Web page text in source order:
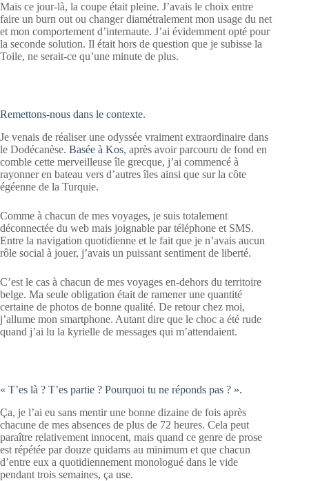
Mais ce jour-là, la coupe était pleine. J’avais le choix entre
faire un burn out ou changer diamétralement mon usage du net
et mon comportement d’internaute. J’ai évidemment opté pour
la seconde solution. Il était hors de question que je subisse la
Toile, ne serait-ce qu’une minute de plus.
Remettons-nous dans le contexte.
Je venais de réaliser une odyssée vraiment extraordinaire dans
le Dodécanèse. Basée à Kos, après avoir parcouru de fond en
comble cette merveilleuse île grecque, j’ai commencé à
rayonner en bateau vers d’autres îles ainsi que sur la côte
égéenne de la Turquie.
Comme à chacun de mes voyages, je suis totalement
déconnectée du web mais joignable par téléphone et SMS.
Entre la navigation quotidienne et le fait que je n’avais aucun
rôle social à jouer, j’avais un puissant sentiment de liberté.
C’est le cas à chacun de mes voyages en-dehors du territoire
belge. Ma seule obligation était de ramener une quantité
certaine de photos de bonne qualité. De retour chez moi,
j’allume mon smartphone. Autant dire que le choc a été rude
quand j’ai lu la kyrielle de messages qui m’attendaient.
« T’es là ? T’es partie ? Pourquoi tu ne réponds pas ? ».
Ça, je l’ai eu sans mentir une bonne dizaine de fois après
chacune de mes absences de plus de 72 heures. Cela peut
paraître relativement innocent, mais quand ce genre de prose
est répétée par douze quidams au minimum et que chacun
d’entre eux a quotidiennement monologué dans le vide
pendant trois semaines, ça use.